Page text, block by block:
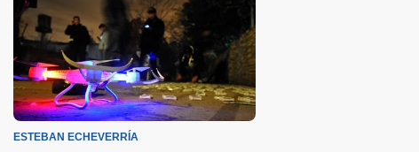
ESTEBAN ECHEVERRÍA